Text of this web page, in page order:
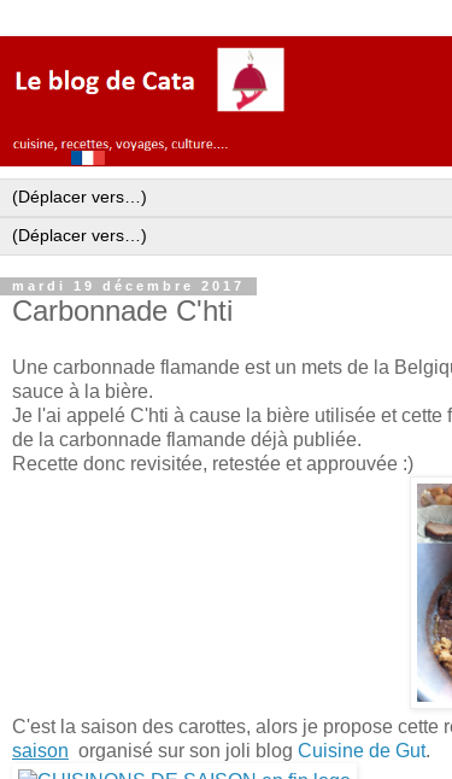
mardi 19 décembre 2017
Carbonnade C'hti
Une carbonnade flamande est un mets de la
sauce à la bière.
Je l'ai appelé C'hti à cause la bière utilisée et
de la carbonnade flamande déjà publiée.
Recette donc revisitée, retestée et approuvée :)
C'est la saison des carottes, alors je propose
saison organisé sur son joli blog Cuisine de Gut.